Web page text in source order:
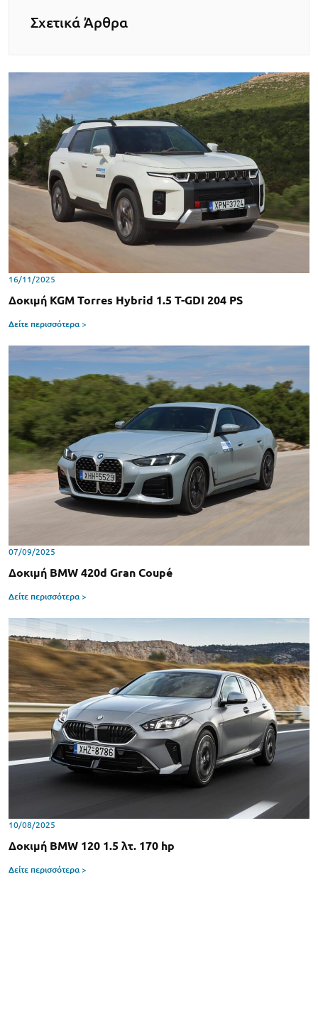
Σχετικά Άρθρα
16/11/2025
Δοκιμή KGM Torres Hybrid 1.5 T-GDI 204 PS
Δείτε περισσότερα >
07/09/2025
Δοκιμή BMW 420d Gran Coupé
Δείτε περισσότερα >
10/08/2025
Δοκιμή BMW 120 1.5 λτ. 170 hp
Δείτε περισσότερα >